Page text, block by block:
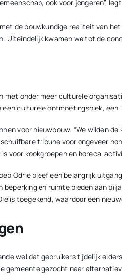
ook voor jongeren”,
de bouwkundige realiteit van
Uiteindelijk kwamen we tot de
met onder meer culturele
culturele ontmoetingsplek, een
voor nieuwbouw. “We wilden
tribune voor ongeveer
voor kookgroepen en horeca-
Odrie bleef een belangrijk
beperking en ruimte bieden aan
is toegekend, waardoor een
wel dat gebruikers tijdelijk
gemeente gezocht naar